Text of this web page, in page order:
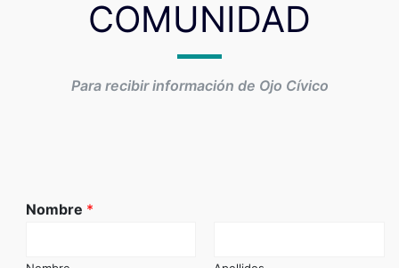
COMUNIDAD
Para recibir información de Ojo Cívico
Nombre *